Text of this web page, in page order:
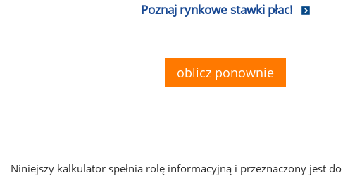
Poznaj rynkowe stawki płac!
oblicz ponownie
Niniejszy kalkulator spełnia rolę informacyjną i przeznaczony jest